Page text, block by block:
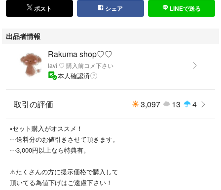
ポスト シェア LINEで送る
出品者情報
Rakuma shop♡♡
lavi ♡ 購入前コメ下さい
本人確認済
取引の評価 3,097 13 4
▫セット購入がオススメ！
⋯送料分のお値引きさせて頂きます。
⋯3,000円以上なら特典有。
⚠たくさんの方に提示価格で購入して
頂いてる為値下げはご遠慮下さい！